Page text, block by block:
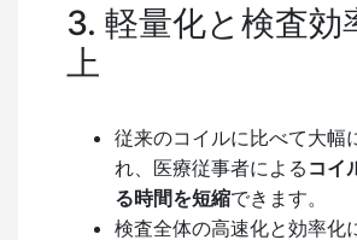
3. 軽量化と検査効
上
従来のコイルに比べて大幅
れ、医療従事者による コイ
る時間を短縮できます。
検査全体の高速化と効率化